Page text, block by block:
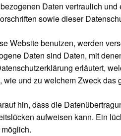
Daten vertraulich
sowie dieser
Website benutzen, werden
Daten sind Daten, mit
erläutert,
wie und zu welchem Zweck das
hin, dass die
aufweisen kann. Ein